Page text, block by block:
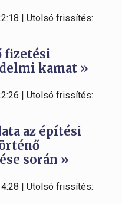
| Utolsó frissítés:
fizetési
kamat »
| Utolsó frissítés:
az építési
során »
| Utolsó frissítés: